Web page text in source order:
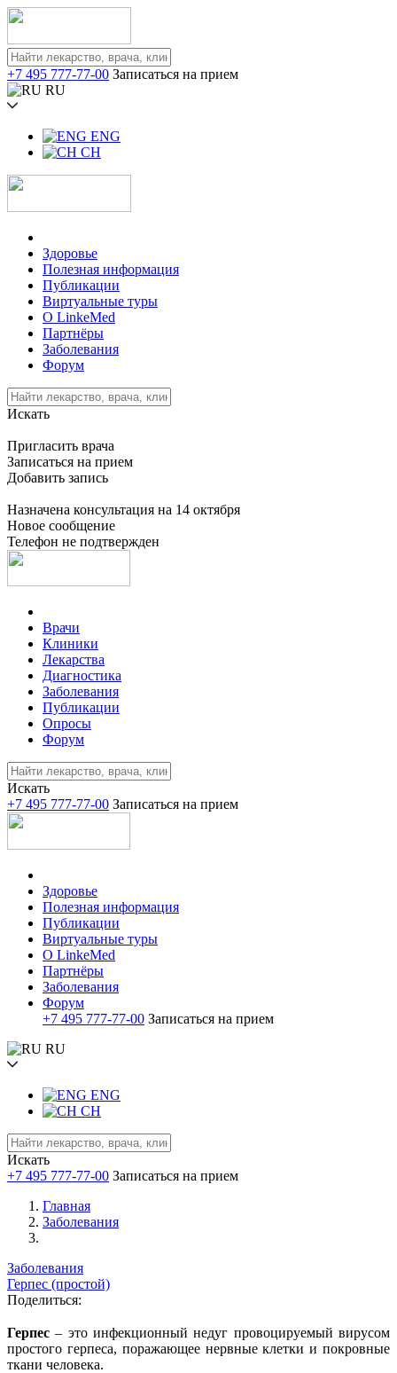
+7 495 777-77-00 Записаться на прием
RU
ENG
CH
Здоровье
Полезная информация
Публикации
Виртуальные туры
О LinkeMed
Партнёры
Заболевания
Форум
Искать
Пригласить врача
Записаться на прием
Добавить запись
Назначена консультация на 14 октября
Новое сообщение
Телефон не подтвержден
Врачи
Клиники
Лекарства
Диагностика
Заболевания
Публикации
Опросы
Форум
Искать
+7 495 777-77-00 Записаться на прием
Здоровье
Полезная информация
Публикации
Виртуальные туры
О LinkeMed
Партнёры
Заболевания
Форум
+7 495 777-77-00 Записаться на прием
RU
ENG
CH
Искать
+7 495 777-77-00 Записаться на прием
Главная
Заболевания
Заболевания
Герпес (простой)
Поделиться:
Герпес – это инфекционный недуг провоцируемый вирусом
простого герпеса, поражающее нервные клетки и покровные
ткани человека.